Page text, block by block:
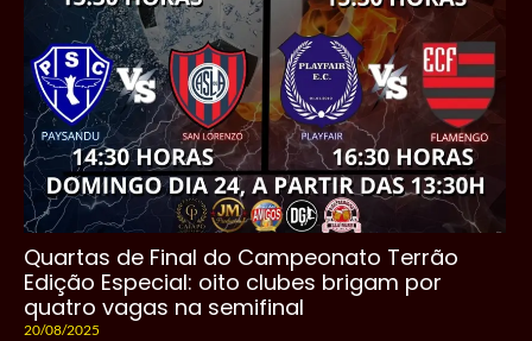
Quartas de Final do Campeonato Terrão
Edição Especial: oito clubes brigam por
quatro vagas na semifinal
20/08/2025